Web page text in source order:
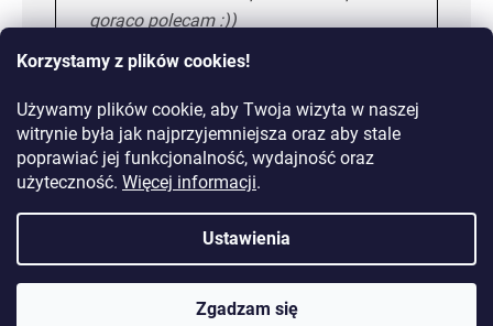
Korzystamy z plików cookies!
Używamy plików cookie, aby Twoja wizyta w naszej
witrynie była jak najprzyjemniejsza oraz aby stale
poprawiać jej funkcjonalność, wydajność oraz
użyteczność. Więcej informacji.
Ustawienia
Zgadzam się
gorąco polecam :))
Maria H. 5/5
KOLEJNA OPINIA